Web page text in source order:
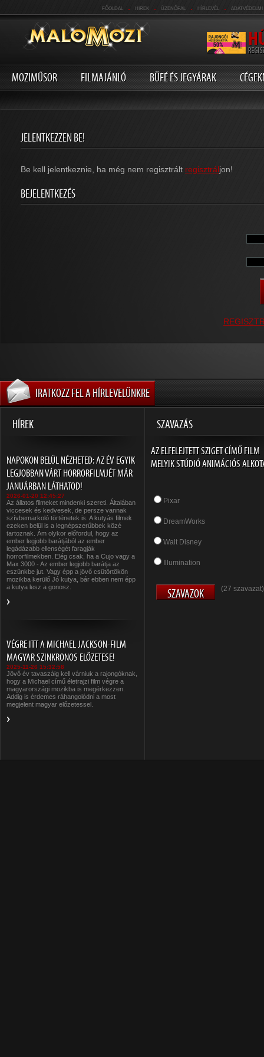
FŐOLDAL . HIREK . ÜZENŐFAL . HÍRLEVÉL . ADATVÉDELMI
MOZIMŰSOR FILMAJÁNLÓ BÜFÉ ÉS JEGYÁRAK
JELENTKEZZEN BE!
Be kell jelentkeznie, ha még nem regisztrált regisztráljon!
BEJELENTKEZÉS
IRATKOZZ FEL A HÍRLEVELÜNKRE
HÍREK SZAVAZÁS
NAPOKON BELÜL NÉZHETED: AZ ÉV EGYIK
LEGJOBBAN VÁRT HORRORFILMJÉT MÁR
JANUÁRBAN LÁTHATOD!
2026-01-20 12:45:27
Az állatos filmeket mindenki szereti. Általában
viccesek és kedvesek, de persze vannak
szívbemarkoló történetek is. A kutyás filmek
ezeken belül is a legnépszerűbbek közé
tartoznak. Ám olykor előfordul, hogy az
ember legjobb barátjából az ember
legádázabb ellenségét faragják
horrorfilmekben. Elég csak, ha a Cujo vagy a
Max 3000 - Az ember legjobb barátja az
eszünkbe jut. Vagy épp a jövő csütörtökön
mozikba kerülő Jó kutya, bár ebben nem épp
a kutya lesz a gonosz.
VÉGRE ITT A MICHAEL JACKSON-FILM
MAGYAR SZINKRONOS ELŐZETESE!
2025-11-26 15:32:58
Jövő év tavaszáig kell várniuk a rajongóknak,
hogy a Michael című életrajzi film végre a
magyarországi mozikba is megérkezzen.
Addig is érdemes ráhangolódni a most
megjelent magyar előzetessel.
AZ ELFELEJTETT SZIGET CÍMŰ FILM
MELYIK STÚDIÓ ANIMÁCIÓS
Pixar
DreamWorks
Walt Disney
Illumination
(27 szavazat)